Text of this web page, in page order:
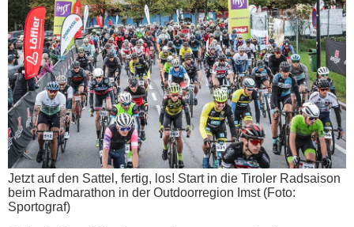
Jetzt auf den Sattel, fertig, los! Start in die Tiroler Radsaison
beim Radmarathon in der Outdoorregion Imst (Foto:
Sportograf)